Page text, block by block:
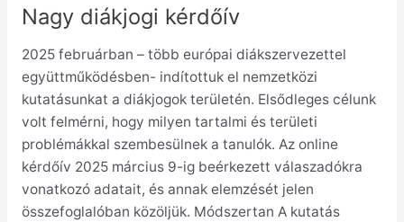
Nagy diákjogi kérdőív
2025 februárban – több európai diákszervezettel
együttműködésben- indítottuk el nemzetközi
kutatásunkat a diákjogok területén. Elsődleges célunk
volt felmérni, hogy milyen tartalmi és területi
problémákkal szembesülnek a tanulók. Az online
kérdőív 2025 március 9-ig beérkezett válaszadókra
vonatkozó adatait, és annak elemzését jelen
összefoglalóban közöljük. Módszertan A kutatás
Nagy
kérdőív